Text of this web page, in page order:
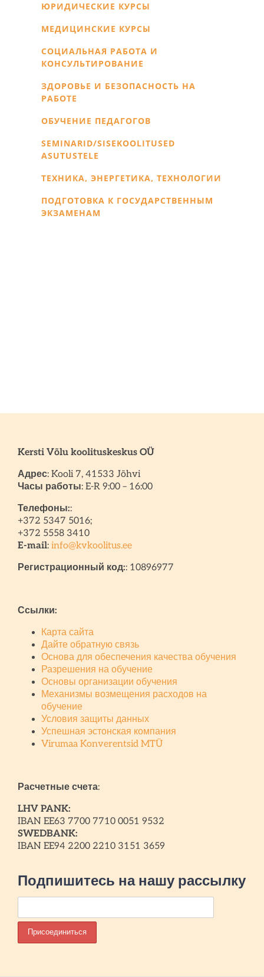
ЮРИДИЧЕСКИЕ КУРСЫ
МЕДИЦИНСКИЕ КУРСЫ
СОЦИАЛЬНАЯ РАБОТА И
КОНСУЛЬТИРОВАНИЕ
ЗДОРОВЬЕ И БЕЗОПАСНОСТЬ НА
РАБОТЕ
ОБУЧЕНИЕ ПЕДАГОГОВ
SEMINARID/SISEKOOLITUSED
ASUTUSTELE
ТЕХНИКА, ЭНЕРГЕТИКА, ТЕХНОЛОГИИ
ПОДГОТОВКА К ГОСУДАРСТВЕННЫМ
ЭКЗАМЕНАМ
Kersti Võlu koolituskeskus OÜ
Адрес: Kooli 7, 41533 Jõhvi
Часы работы: E-R 9:00 – 16:00
Телефоны::
+372 5347 5016;
+372 5558 3410
E-mail: info@kvkoolitus.ee
Регистрационный код:: 10896977
Ссылки:
Карта сайта
Дайте обратную связь
Основа для обеспечения качества обучения
Разрешения на обучение
Основы организации обучения
Механизмы возмещения расходов на
обучение
Условия защиты данных
Успешная эстонская компания
Virumaa Konverentsid MTÜ
Расчетные счета:
LHV PANK:
IBAN EE63 7700 7710 0051 9532
SWEDBANK:
IBAN EE94 2200 2210 3151 3659
Подпишитесь на нашу рассылку